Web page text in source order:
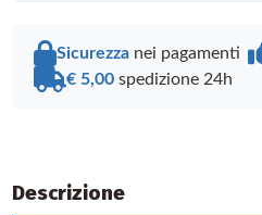
Sicurezza nei pagamenti
€ 5,00 spedizione 24h
Descrizione